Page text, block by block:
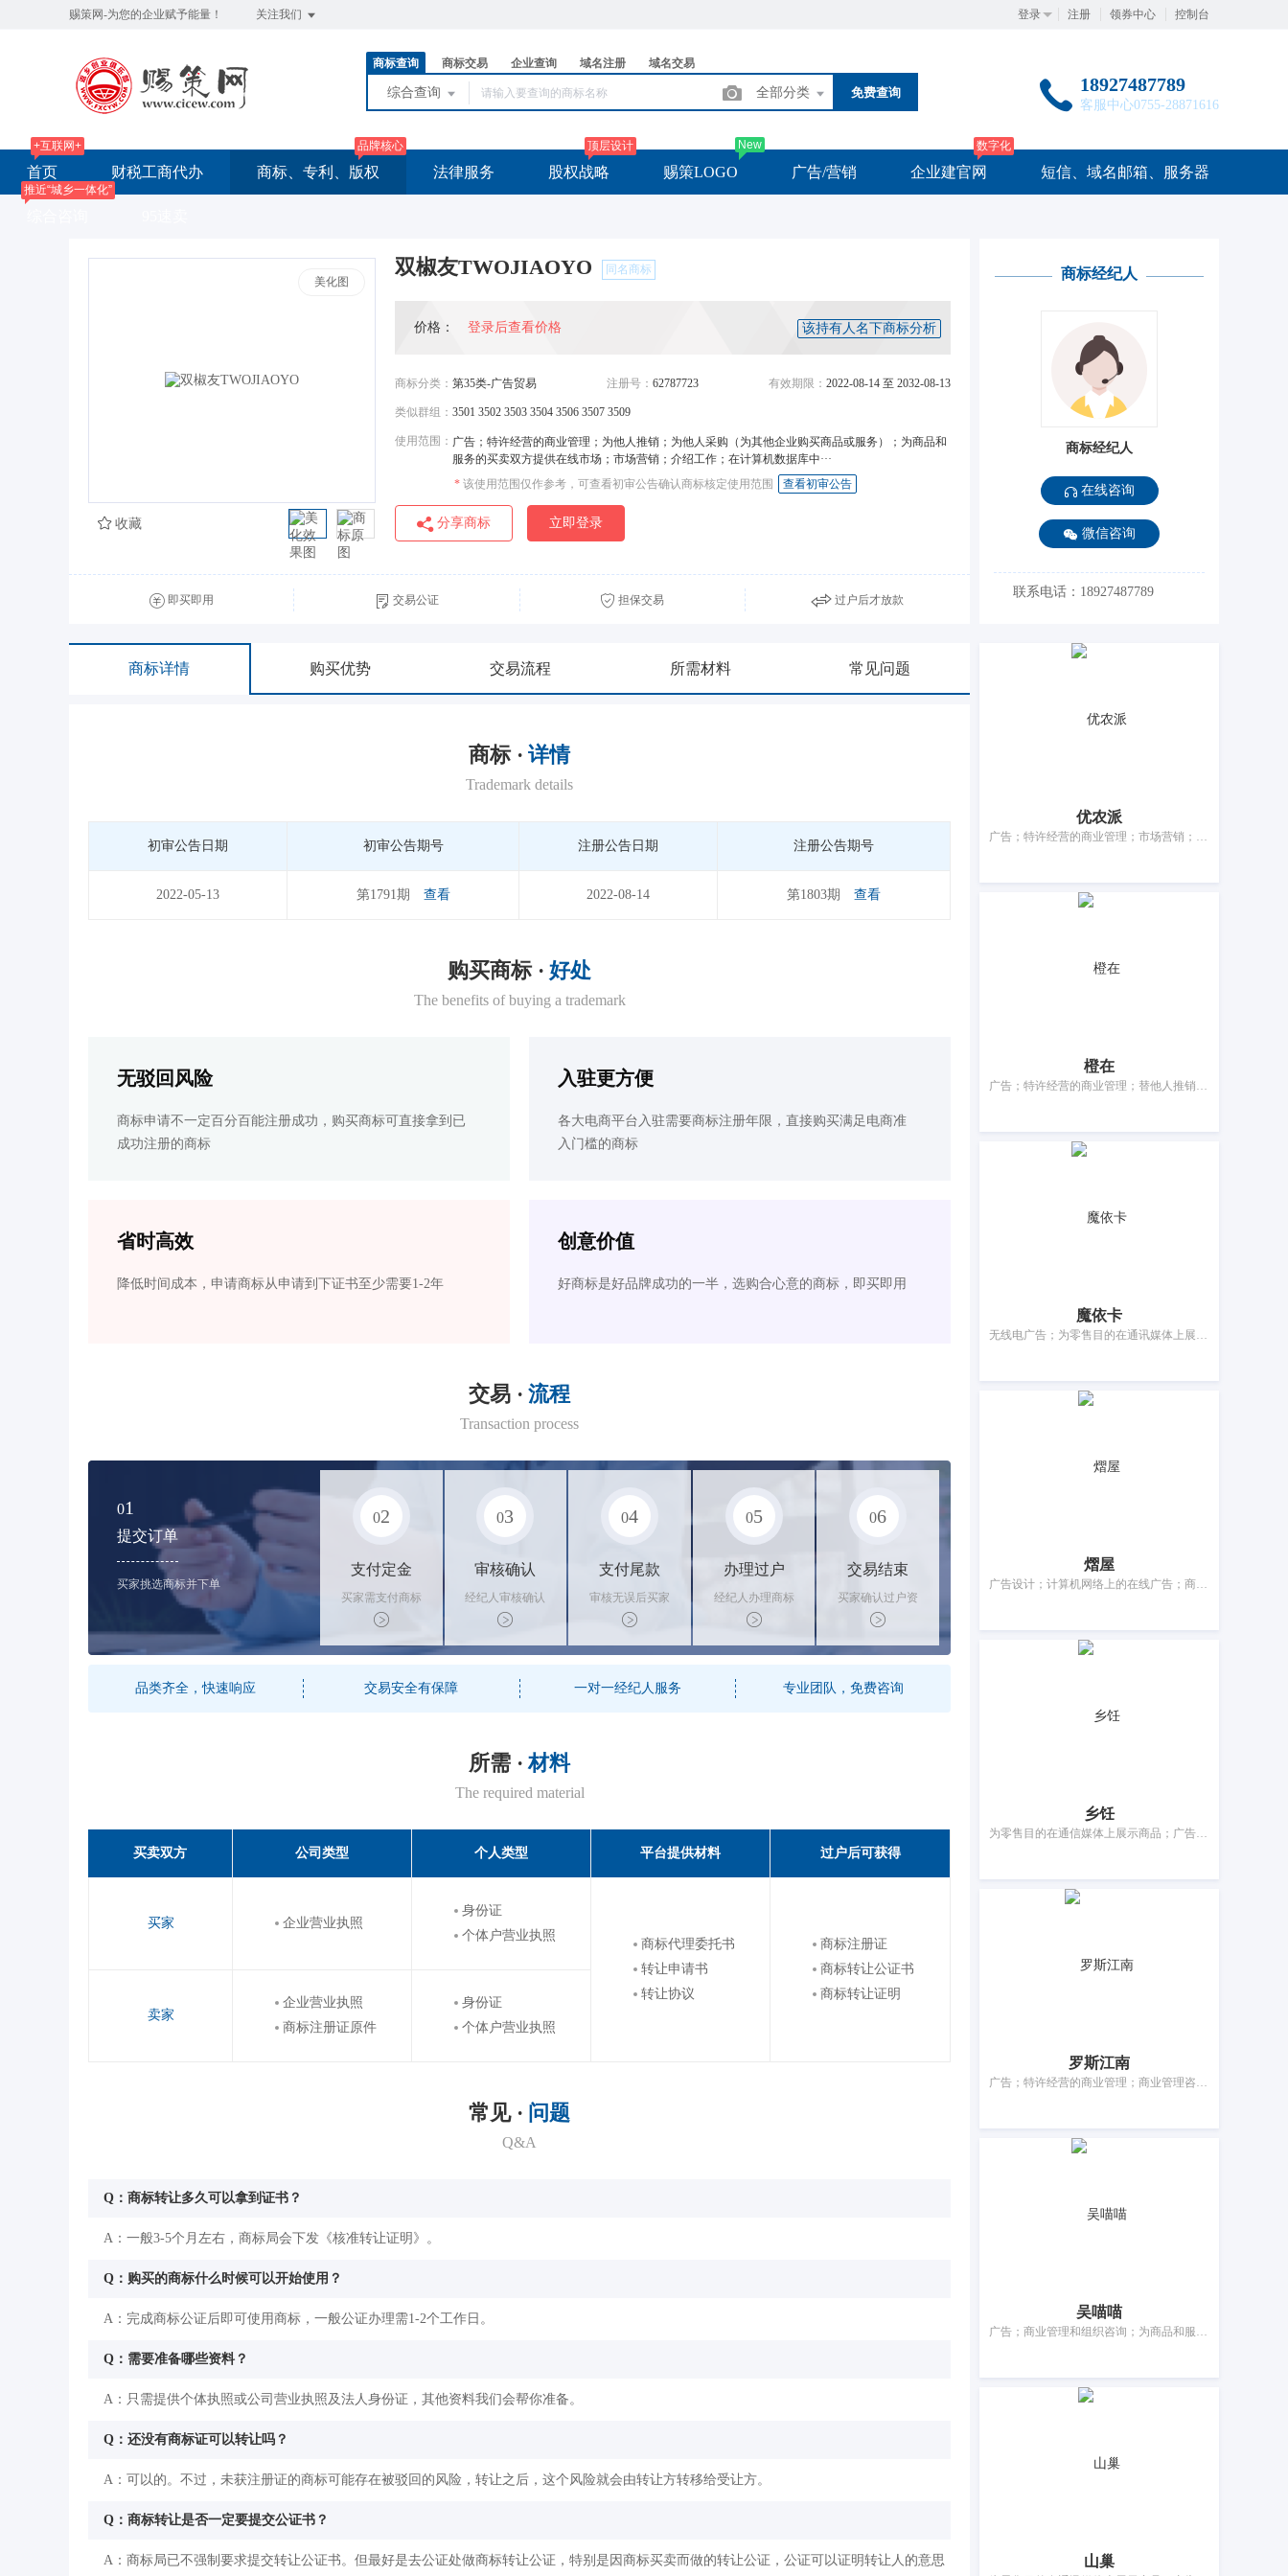
赐策网-为您的企业赋予能量！ 关注我们 登录 注册 领券中心 控制台
商标查询 商标交易 企业查询 域名注册 域名交易
综合查询 全部分类 免费查询 18927487789
客服中心0755-28871616
首页
+互联网+
财税工商代办 商标、专利、版权
品牌核心
法律服务 股权战略
顶层设计
赐策LOGO
New
广告/营销 企业建官网
数字化
短信、域名邮箱、服务器
推近“城乡一体化”
美化图
双椒友TWOJIAOYO 同名商标
价格： 登录后查看价格 该持有人名下商标分析
商标分类： 第35类-广告贸易 注册号： 62787723 有效期限： 2022-08-14 至 2032-08-13
类似群组： 3501 3502 3503 3504 3506 3507 3509
使用范围： 广告；特许经营的商业管理；为他人推销；为他人采购（为其他企业购买商品或服务）；为商品和
服务的买卖双方提供在线市场；市场营销；介绍工作；在计算机数据库中···
* 该使用范围仅作参考，可查看初审公告确认商标核定使用范围 查看初审公告
分享商标 立即登录
收藏
即买即用 交易公证 担保交易 过户后才放款
商标详情 购买优势 交易流程 所需材料 常见问题
商标 · 详情
Trademark details
初审公告日期 初审公告期号 注册公告日期 注册公告期号
2022-05-13 第1791期 查看 2022-08-14 第1803期 查看
购买商标 · 好处
The benefits of buying a trademark
无驳回风险
商标申请不一定百分百能注册成功，购买商标可直接拿到已
成功注册的商标
入驻更方便
各大电商平台入驻需要商标注册年限，直接购买满足电商准
入门槛的商标
省时高效
降低时间成本，申请商标从申请到下证书至少需要1-2年
创意价值
好商标是好品牌成功的一半，选购合心意的商标，即买即用
交易 · 流程
Transaction process
01
提交订单
买家挑选商标并下单
02
支付定金
买家需支付商标
标价的10%的购
买订金
03
审核确认
经纪人审核确认
商标状态
04
支付尾款
审核无误后买家
支付尾款，卖家
办理相关手续
05
办理过户
经纪人办理商标
转让手续，交付
相关证书
06
交易结束
买家确认过户资
料后，平台解冻
资金支付卖家
品类齐全，快速响应 交易安全有保障 一对一经纪人服务 专业团队，免费咨询
所需 · 材料
The required material
买卖双方 公司类型 个人类型 平台提供材料 过户后可获得
买家 企业营业执照
身份证
个体户营业执照
商标代理委托书
转让申请书
转让协议
商标注册证
商标转让公证书
商标转让证明
卖家
企业营业执照
商标注册证原件
身份证
个体户营业执照
常见 · 问题
Q&A
Q：商标转让多久可以拿到证书？
A：一般3-5个月左右，商标局会下发《核准转让证明》。
Q：购买的商标什么时候可以开始使用？
A：完成商标公证后即可使用商标，一般公证办理需1-2个工作日。
Q：需要准备哪些资料？
A：只需提供个体执照或公司营业执照及法人身份证，其他资料我们会帮你准备。
Q：还没有商标证可以转让吗？
A：可以的。不过，未获注册证的商标可能存在被驳回的风险，转让之后，这个风险就会由转让方转移给受让方。
Q：商标转让是否一定要提交公证书？
A：商标局已不强制要求提交转让公证书。但最好是去公证处做商标转让公证，特别是因商标买卖而做的转让公证，公证可以证明转让人的意思
商标经纪人
商标经纪人
在线咨询
微信咨询
联系电话：18927487789
优农派
广告；特许经营的商业管理；市场营销；替他人采购（替其他企业购买商品或服务）；替他人推销；为商品和服务的买卖双方提供在线市场；人员招收；在计算机数据库中更新和维护数据；会计；药品零售或批发服务
橙在
广告；特许经营的商业管理；替他人推销；人员招收；商业企业迁移；计算机数据库信息系统化；会计；自动售货机出租；销售展示架出租；药用、兽医用、卫生用制剂和医疗用品的批发服务
魔依卡
无线电广告；为零售目的在通讯媒体上展示商品；广告宣传；户外广告；计算机网络上的在线广告；电视广告；货物展出；特许经营的商业管理；替他人推销；医疗用品零售或批发服务
熠屋
广告设计；计算机网络上的在线广告；商业管理咨询；替他人推销；进出口代理；职业介绍；网站流量优化；会计；寻找赞助；药用、兽医用、卫生用制剂和医疗用品的零售服务
乡饪
为零售目的在通信媒体上展示商品；广告；商业企业迁移的管理服务；特许经营的商业管理；为商品和服务的买卖双方提供在线市场；为他人推销；人事管理咨询；计算机文档管理；寻找赞助；药用、兽医用、卫生用制剂和医疗用品的零售服务
罗斯江南
广告；特许经营的商业管理；商业管理咨询；市场营销；为他人推销；人事管理咨询；计算机数据库信息系统化；会计；自动售货机出租；药用、兽医用、卫生用制剂和医疗用品的零售服务
吴喵喵
广告；商业管理和组织咨询；为商品和服务的买卖双方提供在线市场；替他人推销；商业企业迁移；办公机器和设备出租；文秘；会计；寻找赞助；药用、兽医用、卫生用制剂和医疗用品的零售服务
山巢